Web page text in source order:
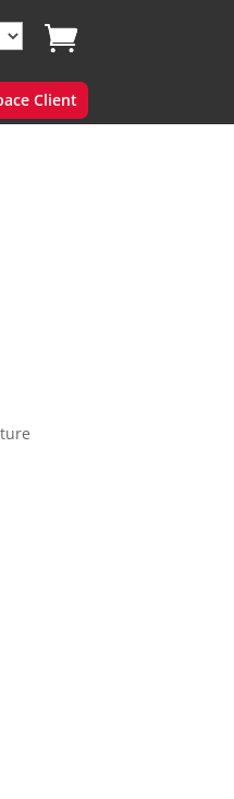
Client